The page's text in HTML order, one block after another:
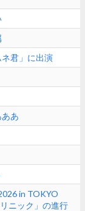
ネ君」に出演
あ
in TOKYO
ニック」の進行